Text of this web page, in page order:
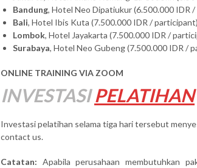
Bandung, Hotel Neo Dipatiukur (6.500.000 IDR
Bali, Hotel Ibis Kuta (7.500.000 IDR / participant)
Lombok, Hotel Jayakarta (7.500.000 IDR /
Surabaya, Hotel Neo Gubeng (7.500.000 IDR /
ONLINE TRAINING VIA ZOOM
INVESTASI PELATIHAN
Investasi pelatihan selama tiga hari tersebut
contact us.
Catatan: Apabila perusahaan membutuhkan